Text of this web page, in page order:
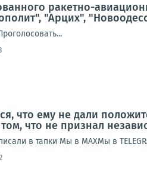
ракетно-
"Арцих",
что ему не дали
что не признал
в тапки Мы в МАХМы в